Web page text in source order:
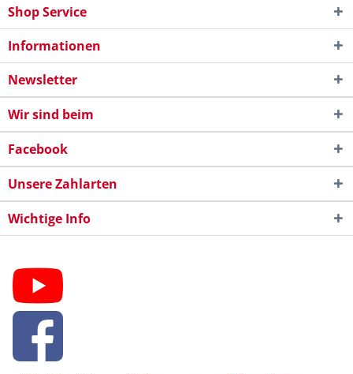
Shop Service
Informationen
Newsletter
Wir sind beim
Facebook
Unsere Zahlarten
Wichtige Info